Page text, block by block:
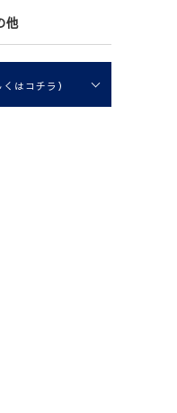
他
くはコチラ）